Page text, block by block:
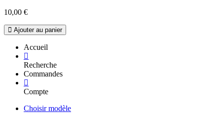
10,00 €
Ajouter au panier
Accueil
Recherche
Commandes
Compte
Choisir modèle